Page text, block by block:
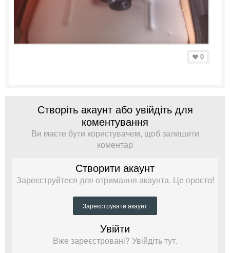
0
Створіть акаунт або увійдіть для
коментування
Ви маєте бути користувачем, щоб залишити
коментар
Створити акаунт
Зареєструйтеся для отримання акаунта. Це просто!
Зареєструвати акаунт
Увійти
Вже зареєстровані? Увійдіть тут.